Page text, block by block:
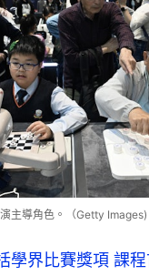
主導角色。（Getty Images)
學界比賽獎項 課